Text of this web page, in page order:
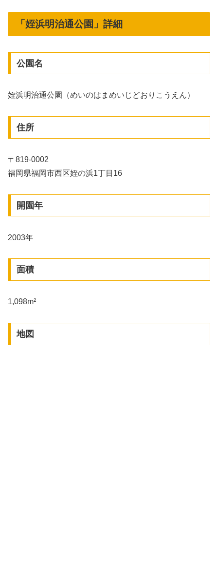
「姪浜明治通公園」詳細
公園名
姪浜明治通公園（めいのはまめいじどおりこうえん）
住所
〒819-0002
福岡県福岡市西区姪の浜1丁目16
開園年
2003年
面積
1,098m²
地図